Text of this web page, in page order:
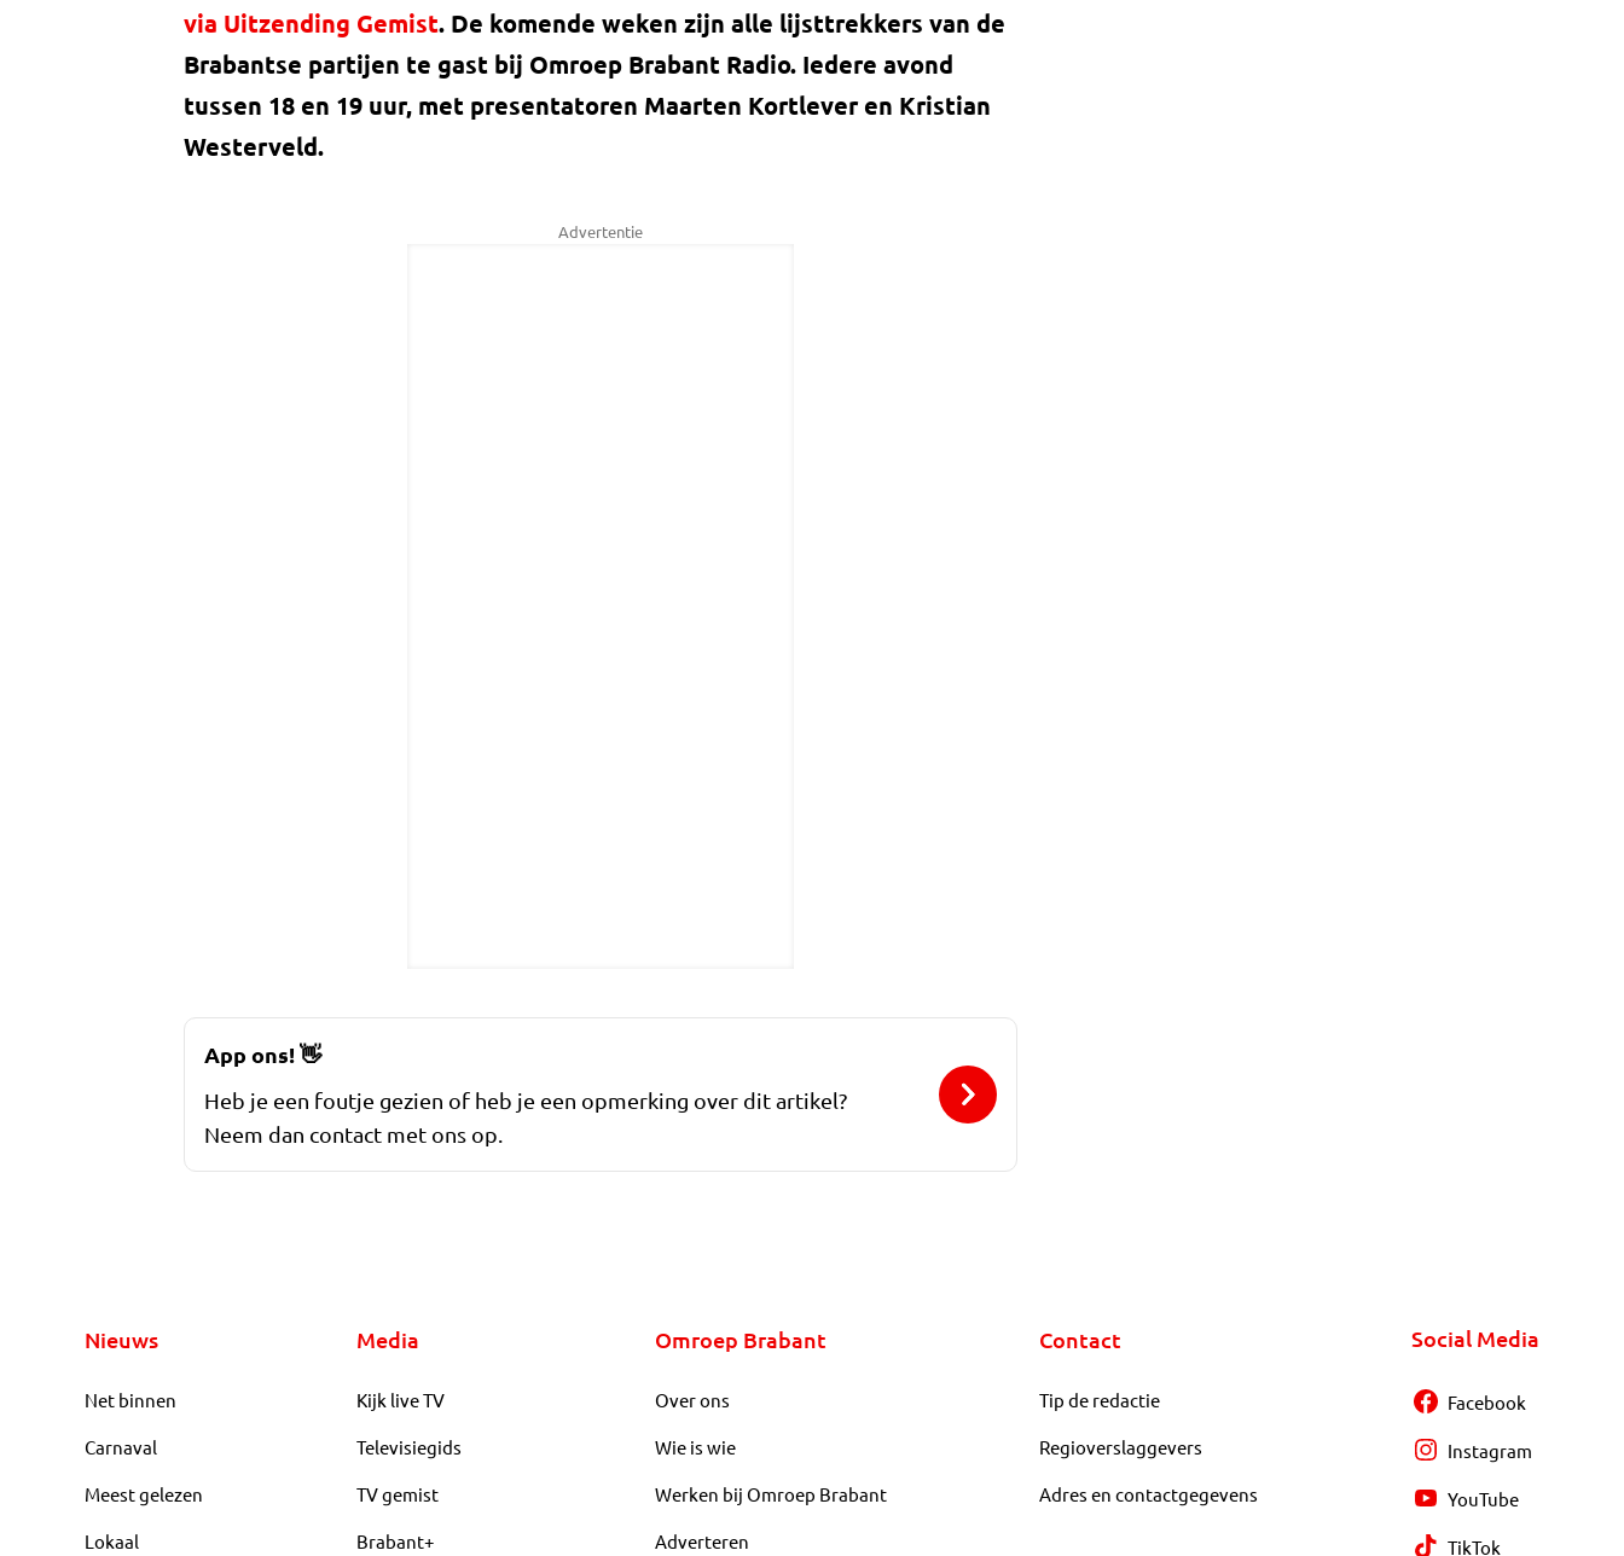
via Uitzending Gemist. De komende weken zijn alle lijsttrekkers van de
Brabantse partijen te gast bij Omroep Brabant Radio. Iedere avond
tussen 18 en 19 uur, met presentatoren Maarten Kortlever en Kristian
Westerveld.
Advertentie
App ons!👋
Heb je een foutje gezien of heb je een opmerking over dit artikel?
Neem dan contact met ons op.
Nieuws
Net binnen
Carnaval
Meest gelezen
Lokaal
Media
Kijk live TV
Televisiegids
TV gemist
Brabant+
Omroep Brabant
Over ons
Wie is wie
Werken bij Omroep Brabant
Adverteren
Contact
Tip de redactie
Regioverslaggevers
Adres en contactgegevens
Social Media
Facebook
Instagram
YouTube
TikTok